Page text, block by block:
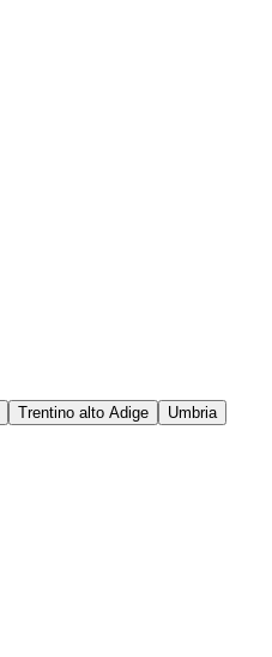
Trentino alto Adige
Umbria